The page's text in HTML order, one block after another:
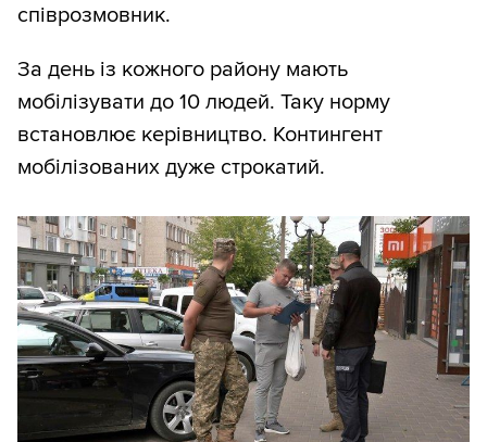
співрозмовник.
За день із кожного району мають
мобілізувати до 10 людей. Таку норму
встановлює керівництво. Контингент
мобілізованих дуже строкатий.